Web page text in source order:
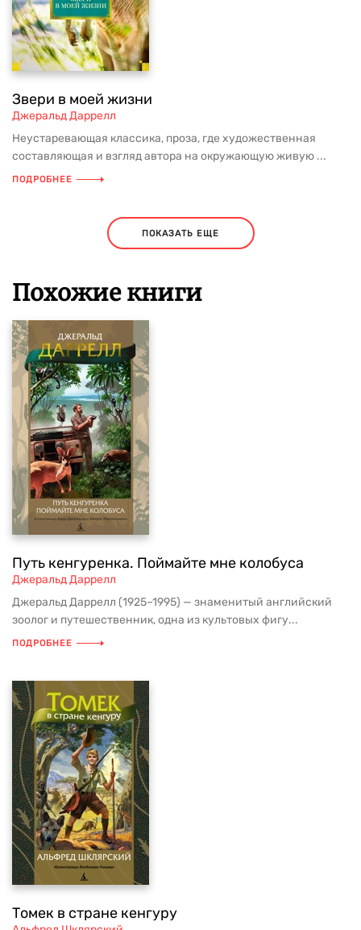
Звери в моей жизни
Джеральд Даррелл
Неустаревающая классика, проза, где художественная
составляющая и взгляд автора на окружающую живую ...
ПОДРОБНЕЕ
ПОКАЗАТЬ ЕЩЕ
Похожие книги
Путь кенгуренка. Поймайте мне колобуса
Джеральд Даррелл
Джеральд Даррелл (1925–1995) — знаменитый английский
зоолог и путешественник, одна из культовых фигу...
ПОДРОБНЕЕ
Томек в стране кенгуру